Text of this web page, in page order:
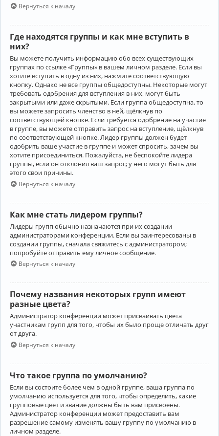
Вернуться к началу
Где находятся группы и как мне вступить в
них?
Вы можете получить информацию обо всех существующих
группах по ссылке «Группы» в вашем личном разделе. Если вы
хотите вступить в одну из них, нажмите соответствующую
кнопку. Однако не все группы общедоступны. Некоторые могут
требовать одобрения для вступления в них, могут быть
закрытыми или даже скрытыми. Если группа общедоступна, то
вы можете запросить членство в ней, щёлкнув по
соответствующей кнопке. Если требуется одобрение на участие
в группе, вы можете отправить запрос на вступление, щёлкнув
по соответствующей кнопке. Лидер группы должен будет
одобрить ваше участие в группе и может спросить, зачем вы
хотите присоединиться. Пожалуйста, не беспокойте лидера
группы, если он отклонил ваш запрос; у него могут быть для
этого свои причины.
Вернуться к началу
Как мне стать лидером группы?
Лидеры групп обычно назначаются при их создании
администраторами конференции. Если вы заинтересованы в
создании группы, сначала свяжитесь с администратором;
попробуйте отправить ему личное сообщение.
Вернуться к началу
Почему названия некоторых групп имеют
разные цвета?
Администратор конференции может присваивать цвета
участникам групп для того, чтобы их было проще отличать друг
от друга.
Вернуться к началу
Что такое группа по умолчанию?
Если вы состоите более чем в одной группе, ваша группа по
умолчанию используется для того, чтобы определить, какие
групповые цвет и звание должны быть вам присвоены.
Администратор конференции может предоставить вам
разрешение самому изменять вашу группу по умолчанию в
личном разделе.